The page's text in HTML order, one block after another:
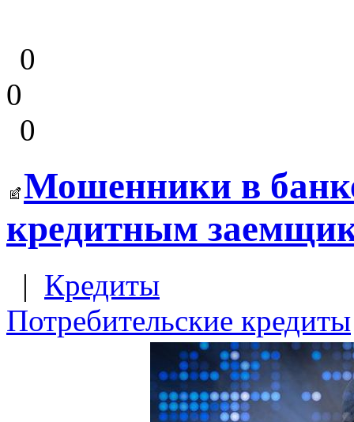
0
0
0
Мошенники в
кредитным
| Кредиты
Потребительские кредиты